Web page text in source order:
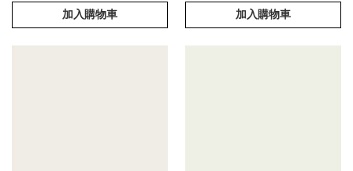
加入購物車 加入購物車